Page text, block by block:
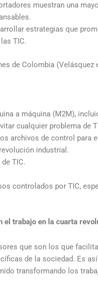
muestran una
estrategias que
TIC.
de Colombia (Velásquez
a máquina (M2M),
cualquier problema de
archivos de control para
industrial.
TIC.
controlados por TIC,
el trabajo en la cuarta
que son los que
de la sociedad. Es
transformando los